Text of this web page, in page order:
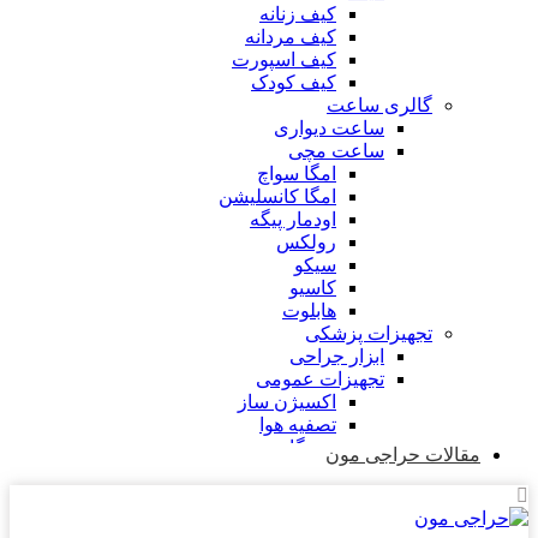
کیف زنانه
کیف مردانه
کیف اسپورت
کیف کودک
گالری ساعت
ساعت دیواری
ساعت مچی
امگا سواچ
امگا کانسلیشن
اودمار پیگه
رولکس
سیکو
کاسیو
هابلوت
تجهیزات پزشکی
ابزار جراحی
تجهیزات عمومی
اکسیژن ساز
تصفیه هوا
دستگاه بخور
فشارسنج
مقالات حراجی مون